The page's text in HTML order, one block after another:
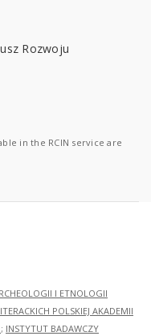
in the RCIN service are
I ETNOLOGII
POLSKIEJ AKADEMII
; INSTYTUT BADAWCZY